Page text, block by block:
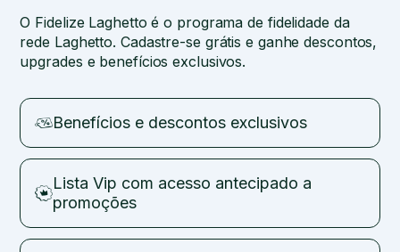
O Fidelize Laghetto é o programa de fidelidade da
rede Laghetto. Cadastre-se grátis e ganhe descontos,
upgrades e benefícios exclusivos.
Benefícios e descontos exclusivos
Lista Vip com acesso antecipado a
promoções